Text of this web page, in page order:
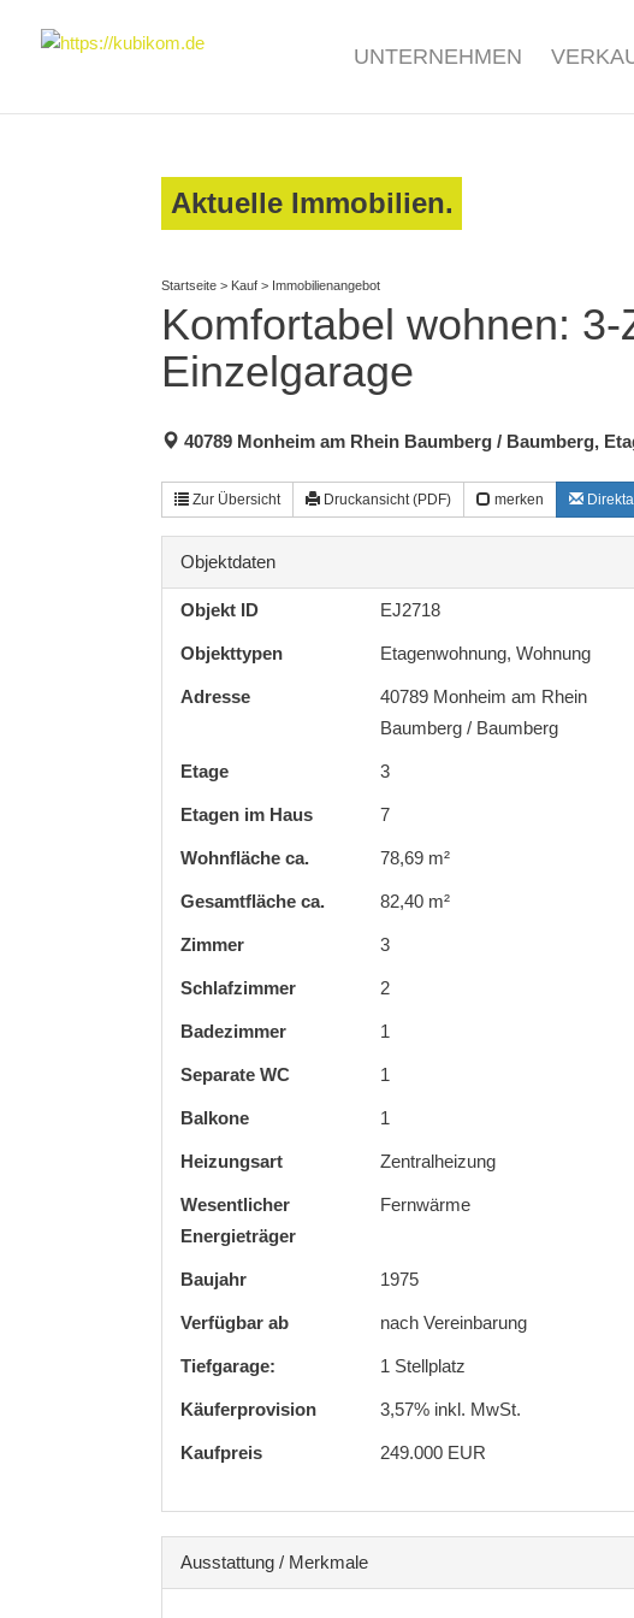
UNTERNEHMEN
Aktuelle Immobilien.
Startseite > Kauf > Immobilienangebot
Komfortabel wohnen:
Einzelgarage
40789 Monheim am Rhein Baumberg / Baumberg,
Zur Übersicht Druckansicht (PDF) merken
Objektdaten
Objekt ID EJ2718
Objekttypen Etagenwohnung, Wohnung
Adresse
40789 Monheim am Rhein
Baumberg / Baumberg
Etage 3
Etagen im Haus 7
Wohnfläche ca. 78,69 m²
Gesamtfläche ca. 82,40 m²
Zimmer 3
Schlafzimmer 2
Badezimmer 1
Separate WC 1
Balkone 1
Heizungsart Zentralheizung
Wesentlicher
Energieträger
Fernwärme
Baujahr 1975
Verfügbar ab nach Vereinbarung
Tiefgarage: 1 Stellplatz
Käufer­provision 3,57% inkl. MwSt.
Kaufpreis 249.000 EUR
Ausstattung / Merkmale